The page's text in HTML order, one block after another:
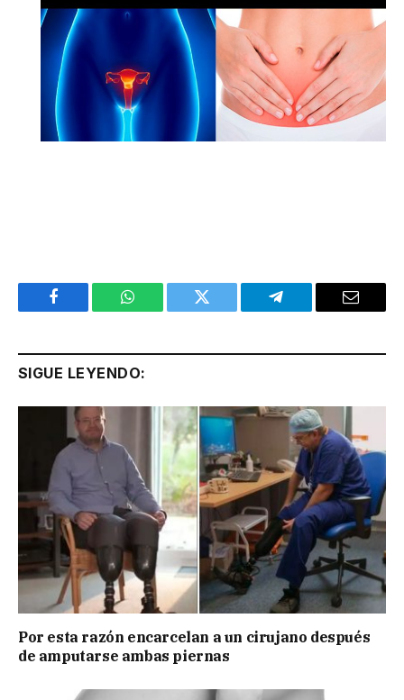
Facebook WhatsApp Twitter Telegram Email
SIGUE LEYENDO:
Por esta razón encarcelan a un cirujano después
de amputarse ambas piernas